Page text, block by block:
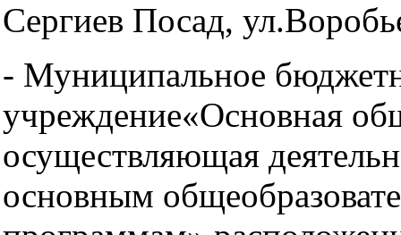
Сергиев Посад,
- Муниципальное
учреждение«Основная
осуществляющая
основным